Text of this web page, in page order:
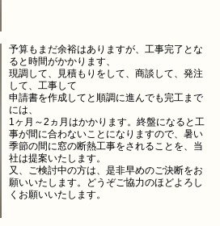
予算もまだ余裕はありますが、工事完了とな
ると時間がかかります、
現調して、見積もりをして、商談して、発注
して、工事して
申請書を作成してと順調に進んでも完工まで
には、
1ヶ月～2ヵ月はかかります。終盤になると工
事が間に合わないことになりますので、暑い
季節の間に窓の断熱工事をされることを、当
社は提案いたします。
又、ご検討中の方は、是非早めのご決断をお
願いいたします。どうぞご協力のほどよろし
くお願いいたします。